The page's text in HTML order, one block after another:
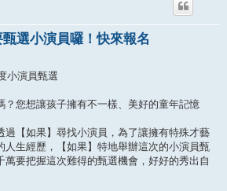
甄選小演員囉！快來報名
小演員甄選
？您想讓孩子擁有不一樣、美好的童年記憶
過【如果】尋找小演員，為了讓擁有特殊才藝
人生經歷，【如果】特地舉辦這次的小演員甄
萬要把握這次難得的甄選機會，好好的秀出自